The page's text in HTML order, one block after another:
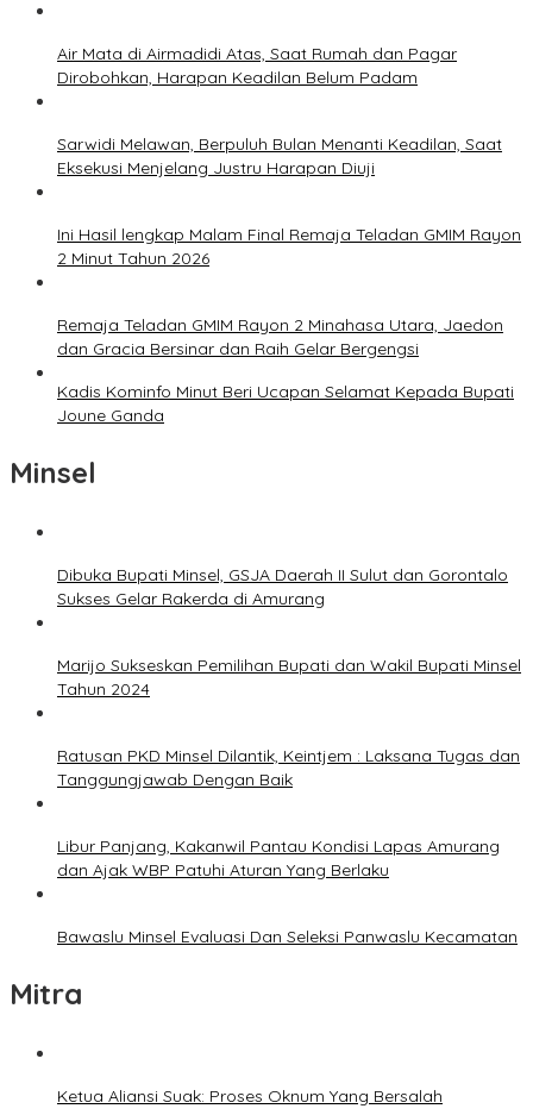
Air Mata di Airmadidi Atas, Saat Rumah dan Pagar
Dirobohkan, Harapan Keadilan Belum Padam
Sarwidi Melawan, Berpuluh Bulan Menanti Keadilan, Saat
Eksekusi Menjelang Justru Harapan Diuji
Ini Hasil lengkap Malam Final Remaja Teladan GMIM Rayon
2 Minut Tahun 2026
Remaja Teladan GMIM Rayon 2 Minahasa Utara, Jaedon
dan Gracia Bersinar dan Raih Gelar Bergengsi
Kadis Kominfo Minut Beri Ucapan Selamat Kepada Bupati
Joune Ganda
Minsel
Dibuka Bupati Minsel, GSJA Daerah II Sulut dan Gorontalo
Sukses Gelar Rakerda di Amurang
Marijo Sukseskan Pemilihan Bupati dan Wakil Bupati Minsel
Tahun 2024
Ratusan PKD Minsel Dilantik, Keintjem : Laksana Tugas dan
Tanggungjawab Dengan Baik
Libur Panjang, Kakanwil Pantau Kondisi Lapas Amurang
dan Ajak WBP Patuhi Aturan Yang Berlaku
Bawaslu Minsel Evaluasi Dan Seleksi Panwaslu Kecamatan
Mitra
Ketua Aliansi Suak: Proses Oknum Yang Bersalah